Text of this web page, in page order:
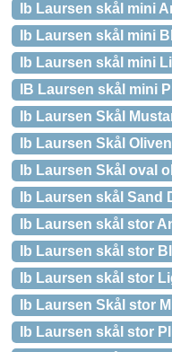
Ib Laursen skål mini
Ib Laursen skål mini
Ib Laursen skål mini
IB Laursen skål mini
Ib Laursen Skål
Ib Laursen Skål
Ib Laursen Skål oval
Ib Laursen skål Sand
Ib Laursen skål stor
Ib Laursen skål stor
Ib Laursen skål stor
Ib Laursen Skål stor
Ib Laursen skål stor